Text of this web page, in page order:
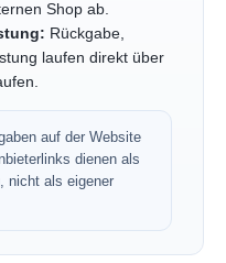
Shop ab.
Rückgabe,
laufen direkt über
auf der Website
dienen als
nicht als eigener